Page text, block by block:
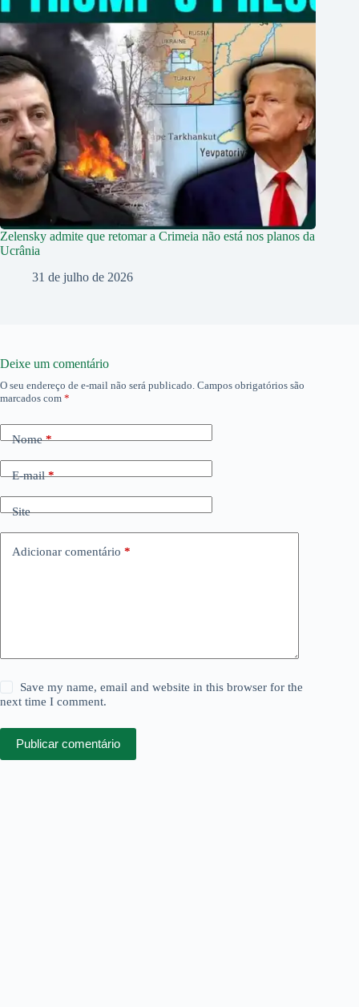
Zelensky admite que retomar a Crimeia não está nos planos da
Ucrânia
31 de julho de 2026
Deixe um comentário
O seu endereço de e-mail não será publicado. Campos obrigatórios são
marcados com *
Nome*
E-mail*
Site
Adicionar comentário *
Save my name, email and website in this browser for the
next time I comment.
Publicar comentário